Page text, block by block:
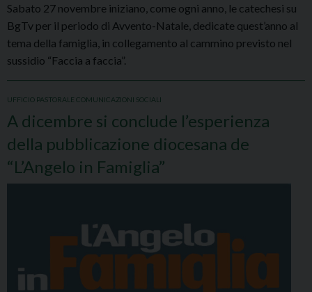
Sabato 27 novembre iniziano, come ogni anno, le catechesi su
BgTv per il periodo di Avvento-Natale, dedicate quest’anno al
tema della famiglia, in collegamento al cammino previsto nel
sussidio “Faccia a faccia”.
UFFICIO PASTORALE COMUNICAZIONI SOCIALI
A dicembre si conclude l’esperienza
della pubblicazione diocesana de
“L’Angelo in Famiglia”